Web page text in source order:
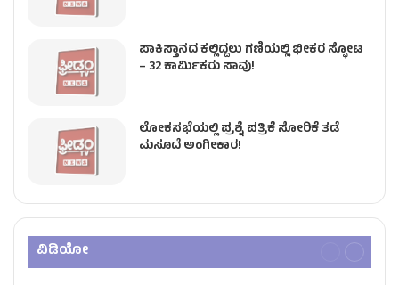
ಪಾಕಿಸ್ತಾನದ ಕಲ್ಲಿದ್ದಲು ಗಣಿಯಲ್ಲಿ ಭೀಕರ ಸ್ಫೋಟ
– 32 ಕಾರ್ಮಿಕರು ಸಾವು!
ಲೋಕಸಭೆಯಲ್ಲಿ ಪ್ರಶ್ನೆ ಪತ್ರಿಕೆ ಸೋರಿಕೆ ತಡೆ
ಮಸೂದೆ ಅಂಗೀಕಾರ!
ವಿಡಿಯೋ